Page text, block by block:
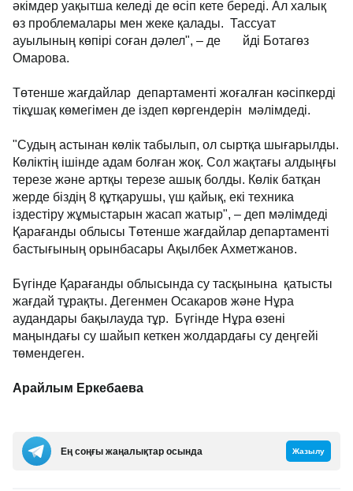
әкімдер уақытша келеді де өсіп кете береді. Ал халық
өз проблемалары мен жеке қалады. Тассуат
ауылының көпірі соған дәлел", – де йді Ботагөз
Омарова.
Төтенше жағдайлар департаменті жоғалған кәсіпкерді
тікұшақ көмегімен де іздеп көргендерін мәлімдеді.
"Судың астынан көлік табылып, ол сыртқа шығарылды.
Көліктің ішінде адам болған жоқ. Сол жақтағы алдыңғы
терезе және артқы терезе ашық болды. Көлік батқан
жерде біздің 8 құтқарушы, үш қайық, екі техника
іздестіру жұмыстарын жасап жатыр", – деп мәлімдеді
Қарағанды облысы Төтенше жағдайлар департаменті
бастығының орынбасары Ақылбек Ахметжанов.
Бүгінде Қарағанды облысында су тасқынына қатысты
жағдай тұрақты. Дегенмен Осакаров және Нұра
аудандары бақылауда тұр. Бүгінде Нұра өзені
маңындағы су шайып кеткен жолдардағы су деңгейі
төмендеген.
Арайлым Еркебаева
Ең соңғы жаңалықтар осында Жазылу